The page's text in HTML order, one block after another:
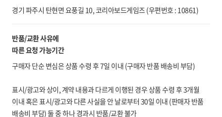
경기 파주시 탄현면 요풍길 10, 코리아보드게임즈 (우편번호 : 10861)
반품/교환 사유에
따른 요청 가능기간
구매자 단순 변심은 상품 수령 후 7일 이내 (구매자 반품 배송비 부담)
표시/광고와 상이, 계약 내용과 다르게 이행된 경우 상품 수령 후 3개월
이내 혹은 표시/광고와 다른 사실을 안 날로부터 30일 이내 (판매자 반품
배송비 부담) 둘 중 하나 경과시 반품/교환 불가